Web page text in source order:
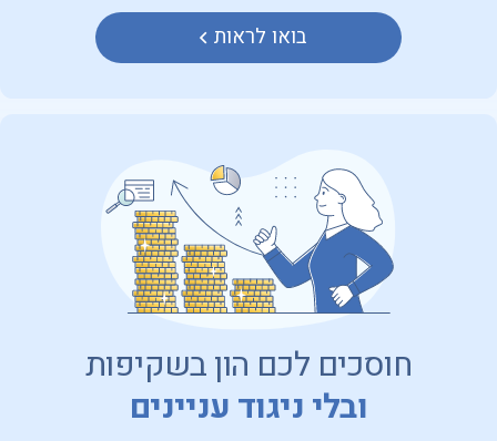
בואו לראות
חוסכים לכם הון בשקיפות
ובלי ניגוד עניינים